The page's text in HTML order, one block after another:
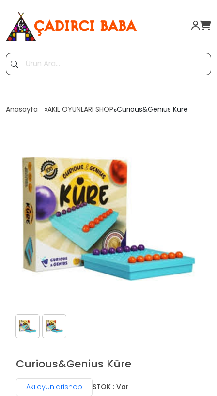
Anasayfa AKIL OYUNLARI SHOP»Curious&Genius Küre
Curious&Genius Küre
Akıloyunlarishop STOK : Var